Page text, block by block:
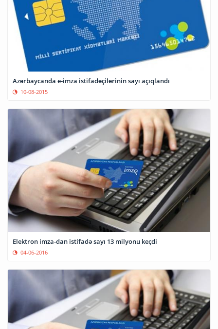
Azərbaycanda e-imza istifadəçilərinin sayı açıqlandı
10-08-2015
Elektron imza-dan istifadə sayı 13 milyonu keçdi
04-06-2016